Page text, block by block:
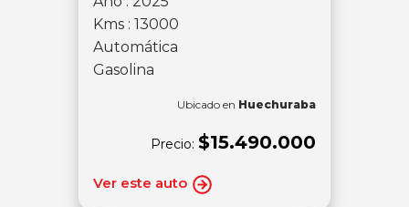
Kms : 13000
Automática
Gasolina
Ubicado en Huechuraba
Precio: $15.490.000
Ver este auto